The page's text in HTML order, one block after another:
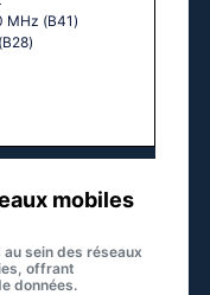
МНz (В41)
mobiles
sein des réseaux
offrant
données.